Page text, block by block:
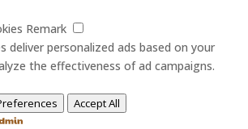
Remark
deliver personalized ads based on your
the effectiveness of ad campaigns.
Accept All